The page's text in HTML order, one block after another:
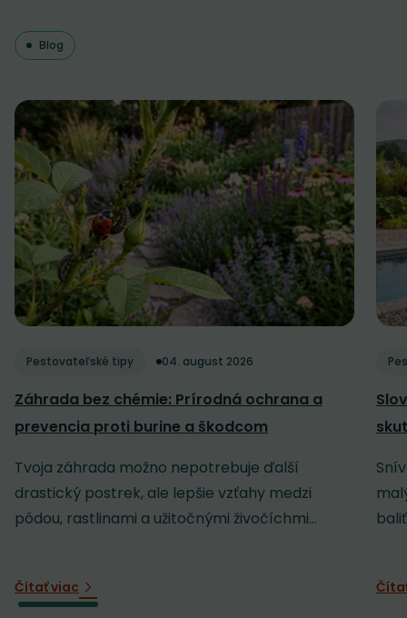
Blog
Pestovateľské tipy 04. august 2026
Záhrada bez chémie: Prírodná ochrana a
prevencia proti burine a škodcom
Tvoja záhrada možno nepotrebuje ďalší
drastický postrek, ale lepšie vzťahy medzi
pôdou, rastlinami a užitočnými živočíchmi...
Čítať viac